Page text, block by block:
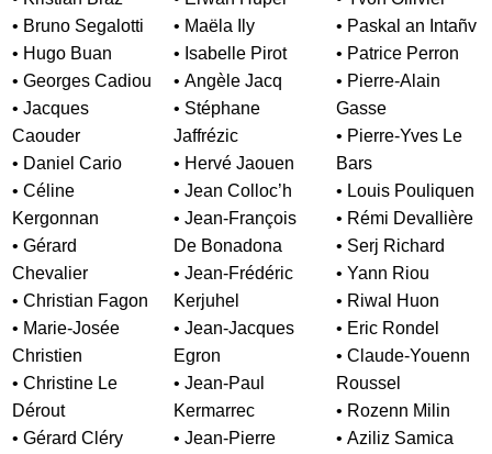
• Bruno Segalotti
• Hugo Buan
• Georges Cadiou
• Jacques
Caouder
• Daniel Cario
• Céline
Kergonnan
• Gérard
Chevalier
• Christian Fagon
• Marie-Josée
Christien
• Christine Le
Dérout
• Gérard Cléry
• Maëla Ily
• Isabelle Pirot
• Angèle Jacq
• Stéphane
Jaffrézic
• Hervé Jaouen
• Jean Colloc’h
• Jean-François
De Bonadona
• Jean-Frédéric
Kerjuhel
• Jean-Jacques
Egron
• Jean-Paul
Kermarrec
• Jean-Pierre
• Paskal an Intañv
• Patrice Perron
• Pierre-Alain
Gasse
• Pierre-Yves Le
Bars
• Louis Pouliquen
• Rémi Devallière
• Serj Richard
• Yann Riou
• Riwal Huon
• Eric Rondel
• Claude-Youenn
Roussel
• Rozenn Milin
• Aziliz Samica